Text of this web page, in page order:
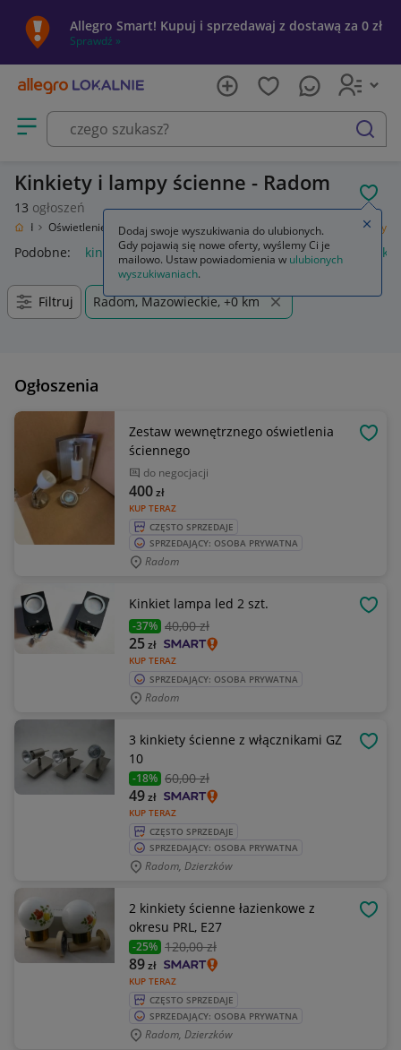
Allegro Smart! Kupuj i sprzedawaj z dostawą za 0 zł
Sprawdź »
Otwórz menu z kategoriami
szukaj
Kinkiety i lampy ścienne - Radom
13 ogłoszeń
Oświetlenie Oświetlenie wewnętrzne Lampy ścienne Kinkiety
Podobne: kinkiet kinkiety zewnętrzne kinkiety ścienne
Filtruj Radom, Mazowieckie, +0 km
Ogłoszenia
Zestaw wewnętrznego oświetlenia
ściennego
do negocjacji
KUP TERAZ
400zł
CZĘSTO SPRZEDAJE
SPRZEDAJĄCY: OSOBA PRYWATNA
Radom
Kinkiet lampa led 2 szt.
-37% 40,00 zł
KUP TERAZ
25zł
SPRZEDAJĄCY: OSOBA PRYWATNA
Radom
3 kinkiety ścienne z włącznikami GZ
10
-18% 60,00 zł
KUP TERAZ
49zł
CZĘSTO SPRZEDAJE
SPRZEDAJĄCY: OSOBA PRYWATNA
Radom, Dzierzków
2 kinkiety ścienne łazienkowe z
okresu PRL, E27
-25% 120,00 zł
KUP TERAZ
89zł
CZĘSTO SPRZEDAJE
SPRZEDAJĄCY: OSOBA PRYWATNA
Radom, Dzierzków
Dodaj swoje wyszukiwania do ulubionych.
Gdy pojawią się nowe oferty, wyślemy Ci je
mailowo. Ustaw powiadomienia w ulubionych
wyszukiwaniach.